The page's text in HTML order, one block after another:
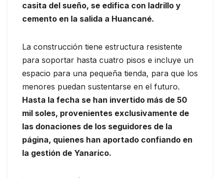
casita del sueño, se edifica con ladrillo y
cemento en la salida a Huancané.
La construcción tiene estructura resistente
para soportar hasta cuatro pisos e incluye un
espacio para una pequeña tienda, para que los
menores puedan sustentarse en el futuro.
Hasta la fecha se han invertido más de 50
mil soles, provenientes exclusivamente de
las donaciones de los seguidores de la
página, quienes han aportado confiando en
la gestión de Yanarico.